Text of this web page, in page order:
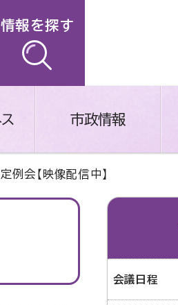
情報を探す
市政情報
会【映像配信中】
会議日程